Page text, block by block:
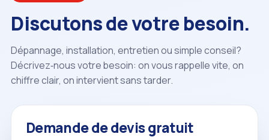
Discutons de votre besoin.
Dépannage, installation, entretien ou simple conseil?
Décrivez‑nous votre besoin: on vous rappelle vite, on
chiffre clair, on intervient sans tarder.
Demande de devis gratuit